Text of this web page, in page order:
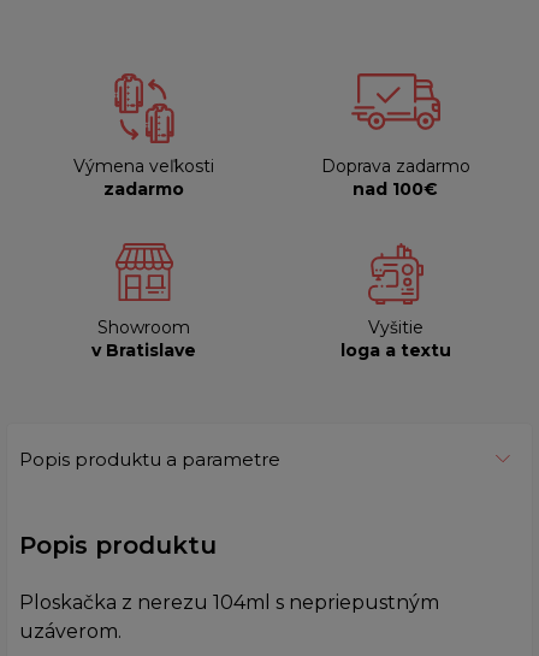
Výmena veľkosti
zadarmo
Doprava zadarmo
nad 100€
Showroom
v Bratislave
Vyšitie
loga a textu
Popis produktu a parametre
Popis produktu
Ploskačka z nerezu 104ml s nepriepustným
uzáverom.